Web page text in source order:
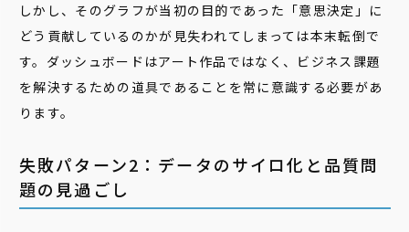
しかし、そのグラフが当初の目的であった「意思決定」に
どう貢献しているのかが見失われてしまっては本末転倒で
す。ダッシュボードはアート作品ではなく、ビジネス課題
を解決するための道具であることを常に意識する必要があ
ります。
失敗パターン2：データのサイロ化と品質問
題の見過ごし